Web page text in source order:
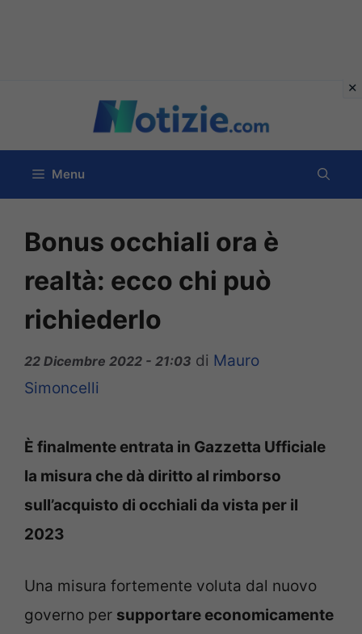
contenuto
Menu
Bonus occhiali ora è
realtà: ecco chi può
richiederlo
22 Dicembre 2022 - 21:03 di Mauro
Simoncelli
È finalmente entrata in Gazzetta Ufficiale
la misura che dà diritto al rimborso
sull’acquisto di occhiali da vista per il
2023
Una misura fortemente voluta dal nuovo
governo per supportare economicamente